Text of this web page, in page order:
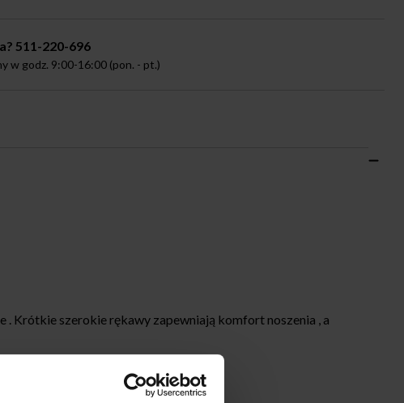
511-220-696
w godz. 9:00-16:00 (pon. - pt.)
Krótkie szerokie rękawy zapewniają komfort noszenia , a